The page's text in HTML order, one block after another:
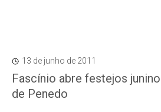
13 de junho de 2011
Fascínio abre festejos
de Penedo